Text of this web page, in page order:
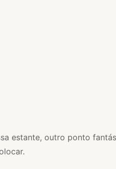
estante, outro ponto